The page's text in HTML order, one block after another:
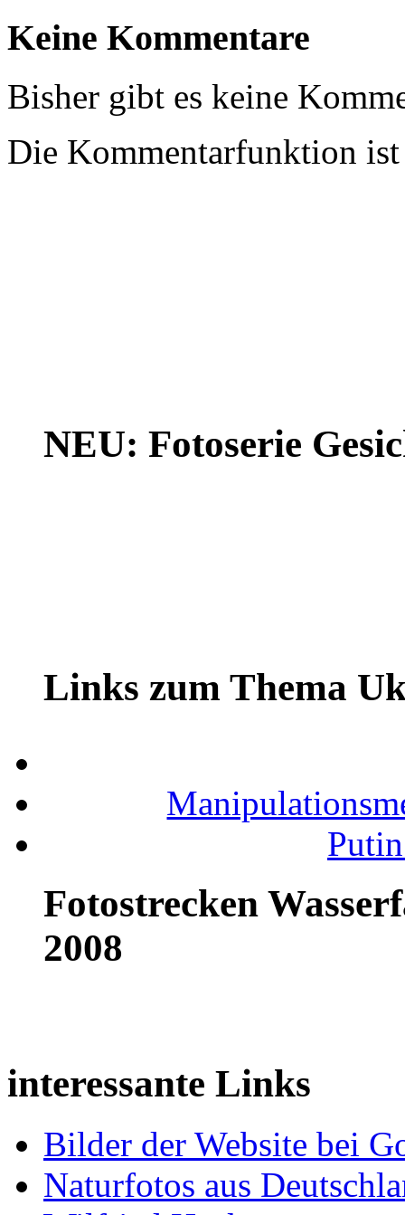
Keine Kommentare
Bisher gibt es keine
Die Kommentarfunktion
NEU: Fotoserie
Links zum Thema
Fotostrecken
2008
interessante Links
Bilder der Website bei
Naturfotos aus